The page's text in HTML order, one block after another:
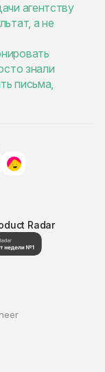
агентству
а не
знали
письма,
Radar